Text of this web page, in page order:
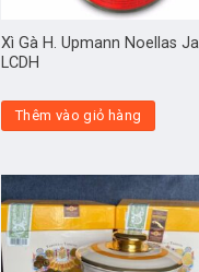
Xì Gà H. Upmann Noellas
LCDH
Thêm vào giỏ hàng